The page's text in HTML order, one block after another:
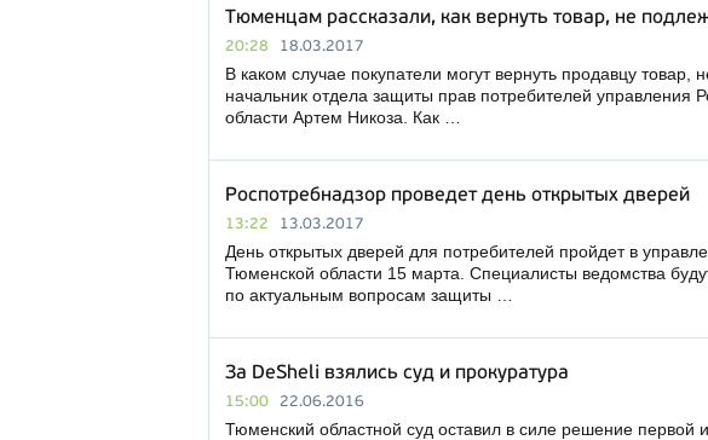
Тюменцам рассказали, как вернуть товар, не
20:28 18.03.2017
В каком случае покупатели могут вернуть продавцу товар,
начальник отдела защиты прав потребителей управления
области Артем Никоза. Как …
Роспотребнадзор проведет день открытых дверей
13:22 13.03.2017
День открытых дверей для потребителей пройдет в
Тюменской области 15 марта. Специалисты ведомства
по актуальным вопросам защиты …
За DeSheli взялись суд и прокуратура
15:00 22.06.2016
Тюменский областной суд оставил в силе решение первой